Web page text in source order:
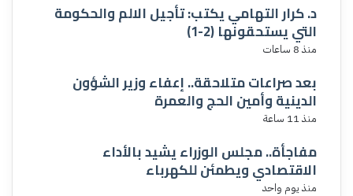
د. كرار التهامي يكتب: تأجيل الالم والحكومة
التي يستحقونها (2-1)
منذ 8 ساعات
بعد صراعات متلاحقة.. إعفاء وزير الشؤون
الدينية وأمين الحج والعمرة
منذ 11 ساعة
مفاجأة.. مجلس الوزراء يشيد بالأداء
الاقتصادي ويطمئن للكهرباء
منذ يوم واحد